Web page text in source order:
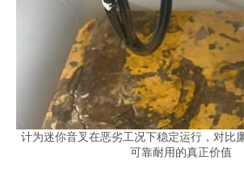
计为迷你音叉在恶劣工况下稳定运行，对比
可靠耐用的真正价值